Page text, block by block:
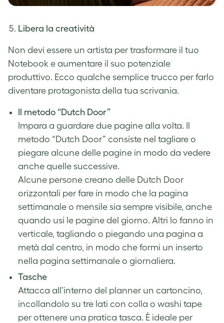
Libera la creatività
Non devi essere un artista per trasformare il tuo
Notebook e aumentare il suo potenziale
produttivo. Ecco qualche semplice trucco per farlo
diventare protagonista della tua scrivania.
Il metodo “Dutch Door”
Impara a guardare due pagine alla volta.
metodo “Dutch Door” consiste nel tagliare o
piegare alcune delle pagine in modo da vedere
anche quelle successive.
Alcune persone creano delle Dutch Door
orizzontali per fare in modo che la pagina
settimanale o mensile sia sempre visibile, anche
quando usi le pagine del giorno. Altri lo fanno in
verticale, tagliando o piegando una pagina a
metà dal centro, in modo che formi un inserto
nella pagina settimanale o giornaliera.
Tasche
Attacca all’interno del planner un cartoncino,
incollandolo su tre lati con colla o washi tape
per ottenere una pratica tasca. È ideale per